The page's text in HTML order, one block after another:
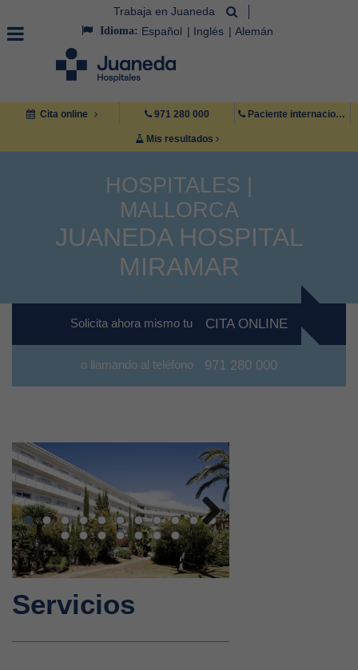
Trabaja en Juaneda
Idioma: Español Inglés Alemán
Cita online 971 280 000 Paciente internacional +34 971 222 222
Mis resultados
HOSPITALES |
MALLORCA
JUANEDA HOSPITAL
MIRAMAR
Solicita ahora mismo tu CITA ONLINE
o llamando al teléfono 971 280 000
Next
Servicios